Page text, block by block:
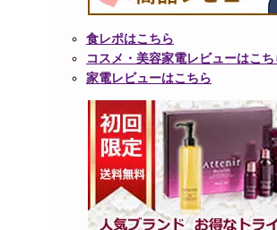
食レポはこちら
コスメ・美容家電レビューはこち
家電レビューはこちら